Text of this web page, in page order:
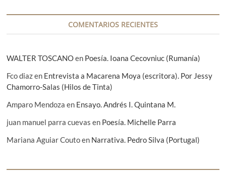
a
s
COMENTARIOS RECIENTES
WALTER TOSCANOen Poesía. Ioana Cecovniuc (Rumanía)
Fco diazen Entrevista a Macarena Moya (escritora). Por Jessy
Chamorro-Salas (Hilos de Tinta)
Amparo Mendoza en Ensayo. Andrés I. Quintana M.
juan manuel parra cuevas en Poesía. Michelle Parra
Mariana Aguiar Coutoen Narrativa. Pedro Silva (Portugal)